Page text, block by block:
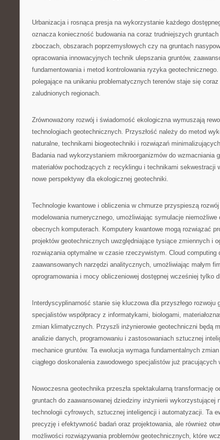
Urbanizacja i rosnąca presja na wykorzystanie każdego
oznacza konieczność budowania na coraz trudniejszych
zboczach, obszarach poprzemysłowych czy na gruntach
opracowania innowacyjnych technik ulepszania gruntów,
fundamentowania i metod kontrolowania ryzyka
polegające na unikaniu problematycznych terenów staje się
zaludnionych regionach.
Zrównoważony rozwój i świadomość ekologiczna wymuszają
technologiach geotechnicznych. Przyszłość należy do metod
naturalne, technikami biogeotechniki i rozwiązań
Badania nad wykorzystaniem mikroorganizmów do wzmacniania
materiałów pochodzących z recyklingu i technikami sekwestracji
nowe perspektywy dla ekologicznej geotechniki.
Technologie kwantowe i obliczenia w chmurze przyspieszą
modelowania numerycznego, umożliwiając symulacje niemożliwe
obecnych komputerach. Komputery kwantowe mogą rozwiązać
projektów geotechnicznych uwzględniające tysiące zmiennych i
rozwiązania optymalne w czasie rzeczywistym. Cloud computing
zaawansowanych narzędzi analitycznych, umożliwiając małym
oprogramowania i mocy obliczeniowej dostępnej wcześniej tylko
Interdyscyplinarność stanie się kluczowa dla przyszłego rozwoju
specjalistów współpracy z informatykami, biologami,
zmian klimatycznych. Przyszli inżynierowie geotechniczni będą
analizie danych, programowaniu i zastosowaniach sztucznej
mechanice gruntów. Ta ewolucja wymaga fundamentalnych
ciągłego doskonalenia zawodowego specjalistów już pracujących
Nowoczesna geotechnika przeszła spektakularną transformację
gruntach do zaawansowanej dziedziny inżynierii wykorzystującej
technologii cyfrowych, sztucznej inteligencji i automatyzacji. Ta
precyzję i efektywność badań oraz projektowania, ale również
możliwości rozwiązywania problemów geotechnicznych, które